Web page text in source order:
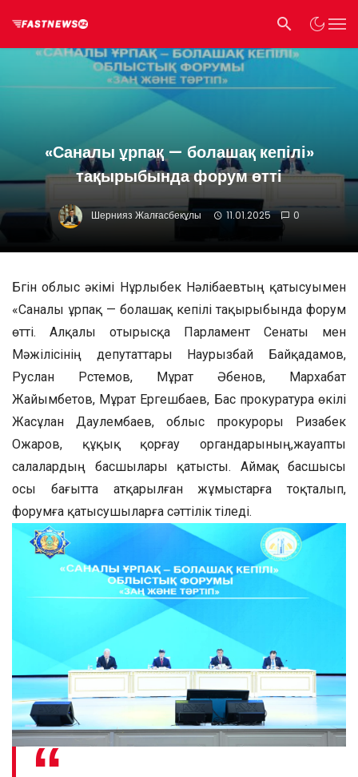
«Саналы ұрпақ — болашақ кепілі»
тақырыбында форум өтті
Шернияз Жалғасбекұлы 11.01.2025 0
Бүгін облыс әкімі Нұрлыбек Нәлібаевтың қатысуымен
«Саналы ұрпақ — болашақ кепілі тақырыбында форум
өтті. Алқалы отырысқа Парламент Сенаты мен
Мәжілісінің депутаттары Наурызбай Байқадамов,
Руслан Рүстемов, Мұрат Әбенов, Мархабат
Жайымбетов, Мұрат Ергешбаев, Бас прокуратура өкілі
Жасұлан Даулембаев, облыс прокуроры Ризабек
Ожаров, құқық қорғау органдарының,жауапты
салалардың басшылары қатысты. Аймақ басшысы
осы бағытта атқарылған жұмыстарға тоқталып,
форумға қатысушыларға сәттілік тіледі.